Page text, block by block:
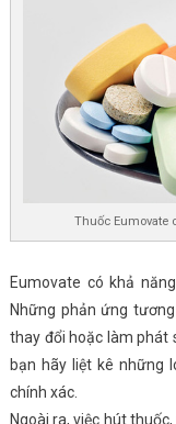
Thuốc Eumovate
Eumovate có khả
Những phản ứng
thay đổi hoặc làm phát
bạn hãy liệt kê những
chính xác.
Ngoài ra, việc hút